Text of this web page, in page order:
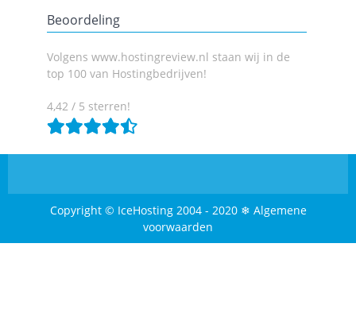
Beoordeling
Volgens www.hostingreview.nl staan wij in de
top 100 van Hostingbedrijven!
4,42 / 5 sterren!
Copyright © IceHosting 2004 - 2020 ❄ Algemene
voorwaarden